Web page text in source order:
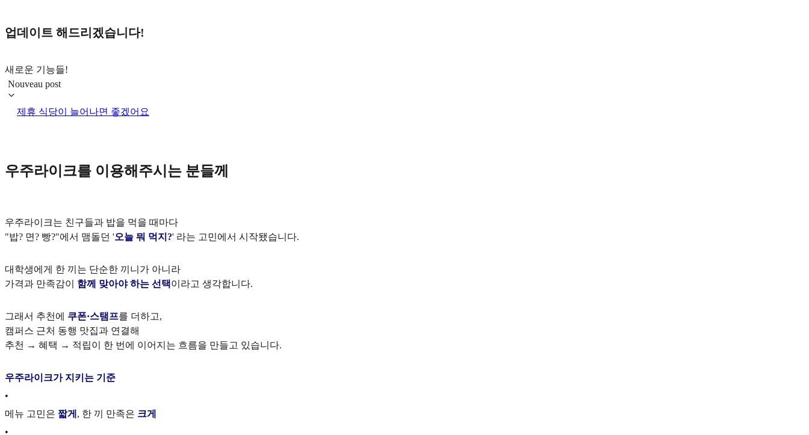
업데이트 해드리겠습니다!
새로운 기능들!
Nouveau post
제휴 식당이 늘어나면 좋겠어요
우주라이크를 이용해주시는 분들께
우주라이크는 친구들과 밥을 먹을 때마다
"밥? 면? 빵?"에서 맴돌던 '오늘 뭐 먹지?' 라는 고민에서 시작됐습니다.
대학생에게 한 끼는 단순한 끼니가 아니라
가격과 만족감이 함께 맞아야 하는 선택이라고 생각합니다.
그래서 추천에 쿠폰·스탬프를 더하고,
캠퍼스 근처 동행 맛집과 연결해
추천 → 혜택 → 적립이 한 번에 이어지는 흐름을 만들고 있습니다.
우주라이크가 지키는 기준
•
메뉴 고민은 짧게 , 한 끼 만족은 크게
•